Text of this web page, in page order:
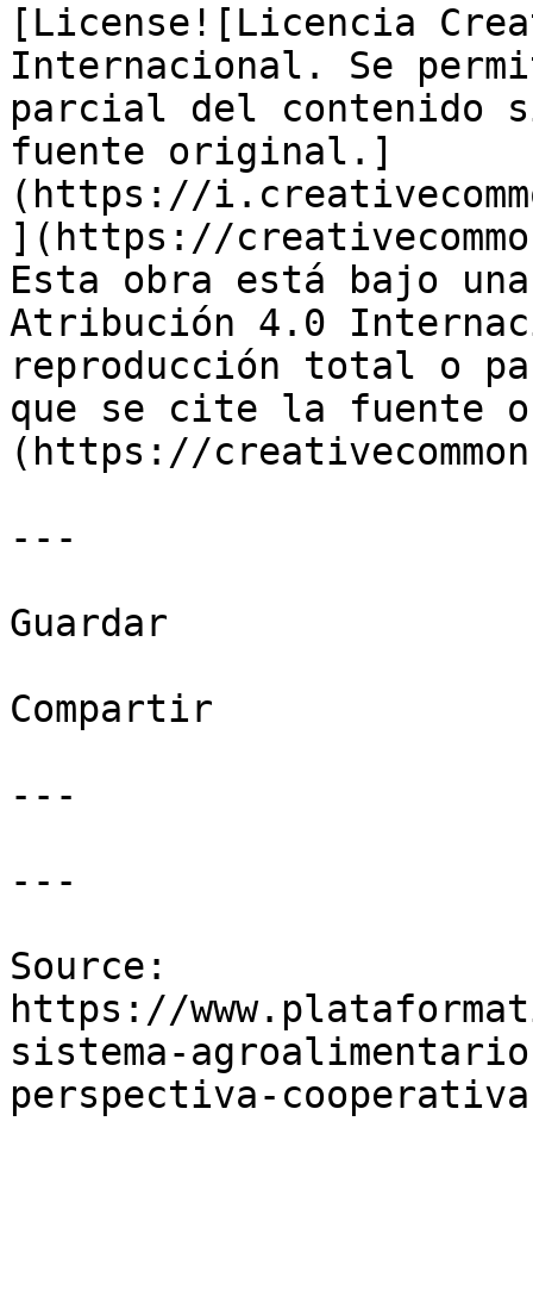
[License![Licencia
Internacional. Se
parcial del contenido
fuente original.]
(https://
](https://
Esta obra está bajo
Atribución 4.0
reproducción total o
que se cite la fuente
(https://
---
Guardar
Compartir
---
---
Source:
https://
sistema-